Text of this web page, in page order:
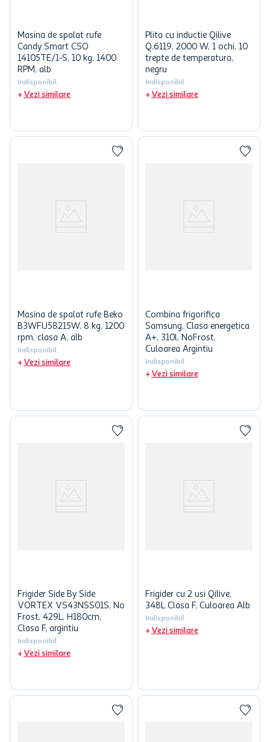
Masina de spalat rufe
Candy Smart CSO
14105TE/1-S, 10 kg, 1400
RPM, alb
Indisponibil
Vezi similare
Plita cu inductie Qilive
Q.6119, 2000 W, 1 ochi, 10
trepte de temperatura,
negru
Indisponibil
Vezi similare
Masina de spalat rufe Beko
B3WFU58215W, 8 kg, 1200
rpm, clasa A, alb
Indisponibil
Vezi similare
Combina frigorifica
Samsung, Clasa energetica
A+, 310l, NoFrost,
Culoarea Argintiu
Indisponibil
Vezi similare
Frigider Side By Side
VORTEX VS43NSS01S, No
Frost, 429L, H180cm,
Clasa F, argintiu
Indisponibil
Vezi similare
Frigider cu 2 usi Qilive,
348L Clasa F, Culoarea Alb
Indisponibil
Vezi similare